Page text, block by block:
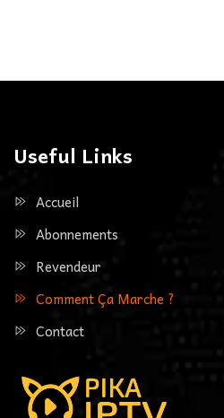
Useful Links
Accueil
Abonnements
Revendeur
Comment Ça Marche ?
Contact